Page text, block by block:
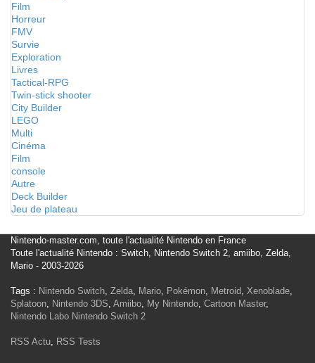
Film
Horreur
FMV
Survie
Exploration
Livres
Tactical-RPG
Twin-stick shooter
City Builder
LEGO
Multi
Cinéma
Film
console
Autre
Deck Builder
Jeu de plateau
Nintendo-master.com, toute l'actualité Nintendo en France
Toute l'actualité Nintendo : Switch, Nintendo Switch 2, amiibo, Zelda,
Mario - 2003-2026
Tags : Nintendo Switch, Zelda, Mario, Pokémon, Metroid, Xenoblade,
Splatoon, Nintendo 3DS, Amiibo, My Nintendo, Cartoon Master,
Nintendo Labo Nintendo Switch 2
RSS Actu, RSS Tests